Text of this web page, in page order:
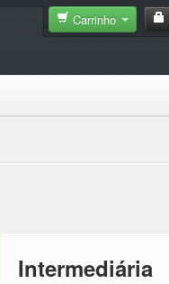
Carrinho
Intermediária